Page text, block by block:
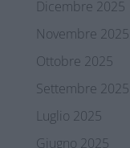
Dicembre 2025
Novembre 2025
Ottobre 2025
Settembre 2025
Luglio 2025
Giugno 2025